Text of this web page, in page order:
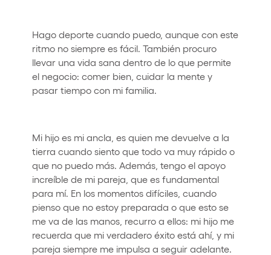
Hago deporte cuando puedo, aunque con este
ritmo no siempre es fácil. También procuro
llevar una vida sana dentro de lo que permite
el negocio: comer bien, cuidar la mente y
pasar tiempo con mi familia.
Mi hijo es mi ancla, es quien me devuelve a la
tierra cuando siento que todo va muy rápido o
que no puedo más. Además, tengo el apoyo
increíble de mi pareja, que es fundamental
para mí. En los momentos difíciles, cuando
pienso que no estoy preparada o que esto se
me va de las manos, recurro a ellos: mi hijo me
recuerda que mi verdadero éxito está ahí, y mi
pareja siempre me impulsa a seguir adelante.